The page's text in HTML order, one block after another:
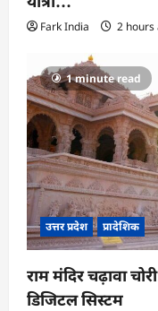
Fark India 2 hours
1 minute read
उत्तर प्रदेश प्रादेशिक
राम मंदिर चढ़ावा
डिजिटल सिस्टम